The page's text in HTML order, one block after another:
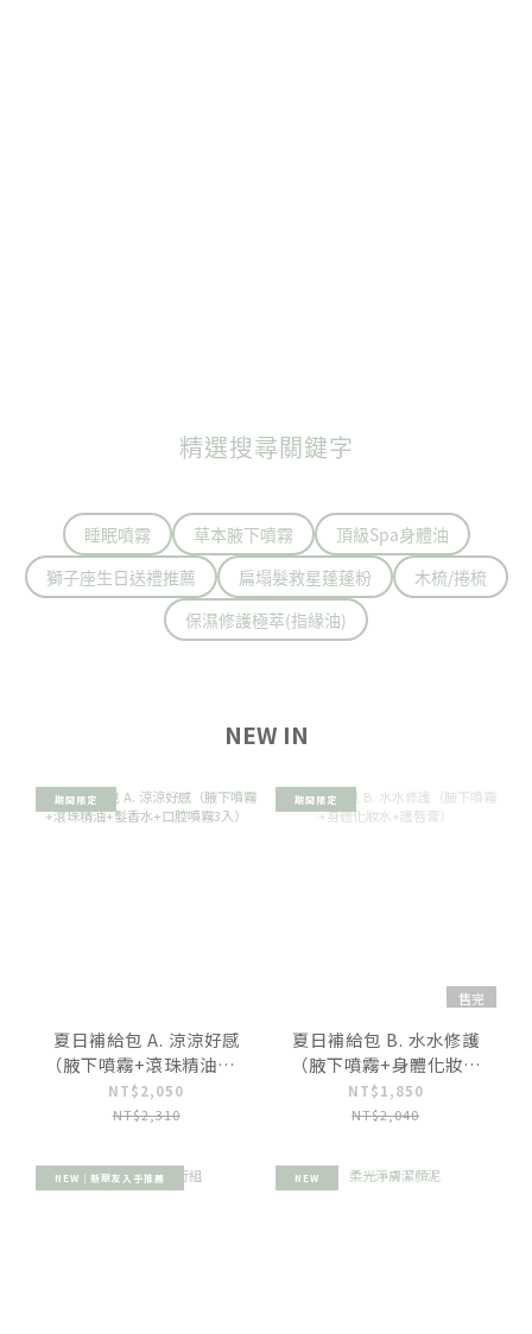
精選搜尋關鍵字
睡眠噴霧 草本腋下噴霧
頂級Spa身體油
獅子座生日送禮推薦
扁塌髮救星蓬蓬粉
木梳/捲梳
保濕修護極萃(指緣油)
NEW IN
期間限定
夏日補給包 A. 涼涼好感
（腋下噴霧+滾珠精油+髮
香水+口腔噴霧3入）
NT$2,050
NT$2,310
期間限定
售完
夏日補給包 B. 水水修護
（腋下噴霧+身體化妝水
+護唇膏）
NT$1,850
NT$2,040
NEW｜新朋友入手推薦 NEW